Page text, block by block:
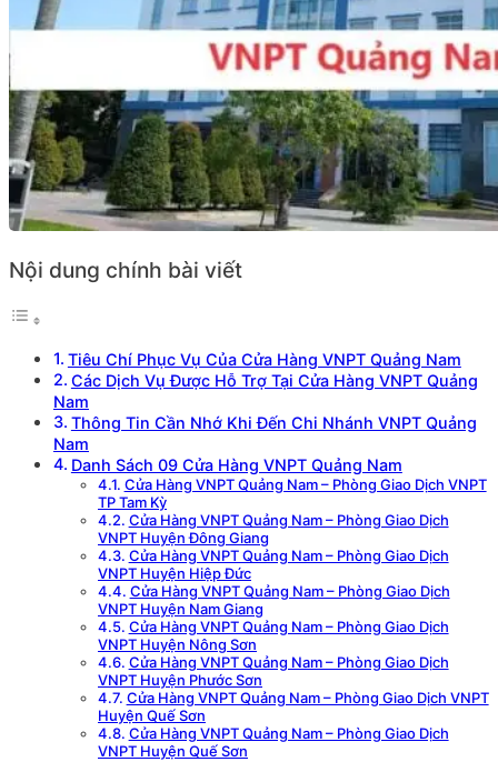
Nội dung chính bài viết
Tiêu Chí Phục Vụ Của Cửa Hàng VNPT Quảng Nam
Các Dịch Vụ Được Hỗ Trợ Tại Cửa Hàng VNPT Quảng
Nam
Thông Tin Cần Nhớ Khi Đến Chi Nhánh VNPT Quảng
Nam
Danh Sách 09 Cửa Hàng VNPT Quảng Nam
Cửa Hàng VNPT Quảng Nam – Phòng Giao Dịch VNPT
TP Tam Kỳ
Cửa Hàng VNPT Quảng Nam – Phòng Giao Dịch
VNPT Huyện Đông Giang
Cửa Hàng VNPT Quảng Nam – Phòng Giao Dịch
VNPT Huyện Hiệp Đức
Cửa Hàng VNPT Quảng Nam – Phòng Giao Dịch
VNPT Huyện Nam Giang
Cửa Hàng VNPT Quảng Nam – Phòng Giao Dịch
VNPT Huyện Nông Sơn
Cửa Hàng VNPT Quảng Nam – Phòng Giao Dịch
VNPT Huyện Phước Sơn
Cửa Hàng VNPT Quảng Nam – Phòng Giao Dịch VNPT
Huyện Quế Sơn
Cửa Hàng VNPT Quảng Nam – Phòng Giao Dịch
VNPT Huyện Quế Sơn